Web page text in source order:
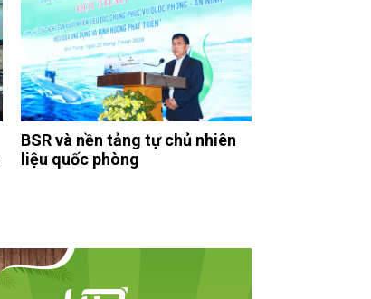
BSR và nền tảng tự chủ nhiên
liệu quốc phòng